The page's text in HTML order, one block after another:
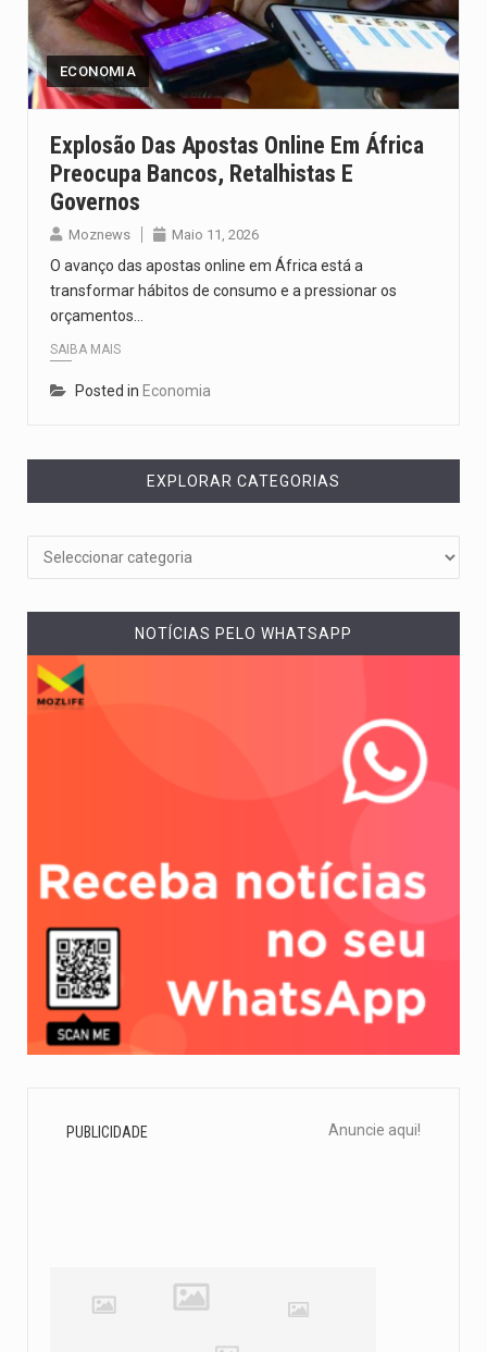
O pagamento marca o desfecho de um dos processos mais…
O programa, cuja implementação está prevista entre abril de 2026…
ECONOMIA
Explosão Das Apostas Online Em África
Preocupa Bancos, Retalhistas E
Governos
Moznews Maio 11, 2026
O avanço das apostas online em África está a
transformar hábitos de consumo e a pressionar os
orçamentos…
SAIBA MAIS
Posted in Economia
EXPLORAR CATEGORIAS
NOTÍCIAS PELO WHATSAPP
PUBLICIDADE Anuncie aqui!